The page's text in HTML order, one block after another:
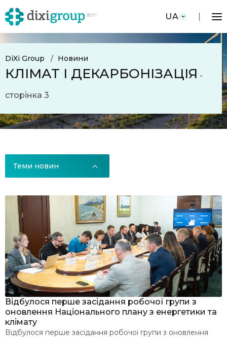
UA
DiXi Group Новини
КЛІМАТ І ДЕКАРБОНІЗАЦІЯ -
сторінка 3
Теми новин
Всі новини
ВДЕ
НПЕК
Муніципальні енергетичні плани
Виконання програм МВФ та ЄС
Відбулося перше засідання робочої групи з
оновлення Національного плану з енергетики та
клімату
Відбулося перше засідання робочої групи з оновлення